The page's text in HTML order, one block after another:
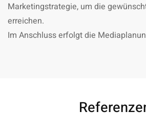
Marketingstrategie, um die
erreichen.
Im Anschluss erfolgt die